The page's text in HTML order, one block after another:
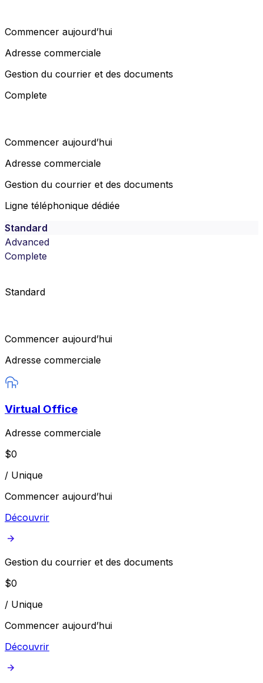
Commencer aujourd’hui
Adresse commerciale
Gestion du courrier et des documents
Complete
Commencer aujourd’hui
Adresse commerciale
Gestion du courrier et des documents
Ligne téléphonique dédiée
Standard
Advanced
Complete
Standard
Commencer aujourd’hui
Adresse commerciale
Virtual Office
Adresse commerciale
$0
/ Unique
Commencer aujourd’hui
Découvrir
Gestion du courrier et des documents
$0
/ Unique
Commencer aujourd’hui
Découvrir